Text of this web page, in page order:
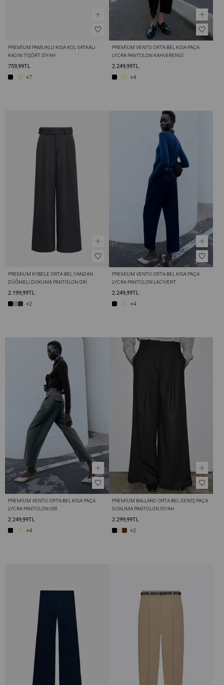
PREMIUM PAMUKLU KISA KOL VATKALI
KADIN TIŞÖRT SIYAH
759,99TL
+7
PREMIUM VENTO ORTA BEL KISA PAÇA
LYCRA PANTOLON KAHVERENGI
2.249,99TL
+4
PREMIUM KYBELE ORTA BEL YANDAN
DÜĞMELI DOKUMA PANTOLON GRI
2.199,99TL
+2
PREMIUM VENTO ORTA BEL KISA PAÇA
LYCRA PANTOLON LACIVERT
2.249,99TL
+4
PREMIUM VENTO ORTA BEL KISA PAÇA
LYCRA PANTOLON GRI
2.249,99TL
+4
PREMIUM BALLARD ORTA BEL GENIŞ PAÇA
DOKUMA PANTOLON SIYAH
2.299,99TL
+2